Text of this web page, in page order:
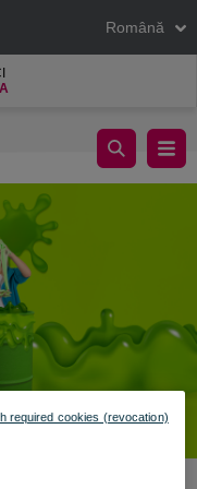
Română
și experimente
required cookies (revocation)